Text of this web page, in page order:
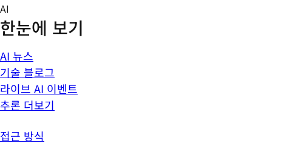
Skip
to
content
AI
한눈에 보기
AI 뉴스
기술 블로그
라이브 AI 이벤트
추론 더보기
접근 방식